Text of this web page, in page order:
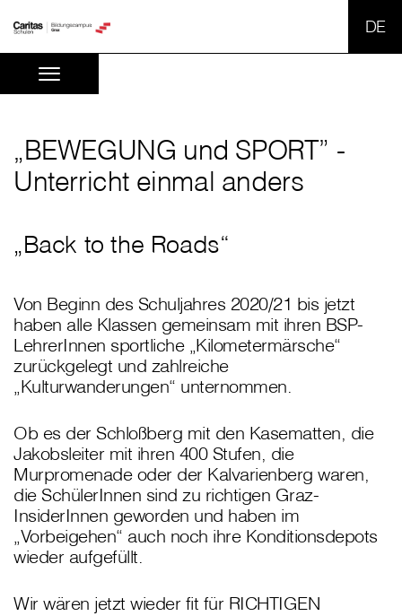
„BEWEGUNG und SPORT” -
Unterricht einmal anders
„Back to the Roads“
Von Beginn des Schuljahres 2020/21 bis jetzt
haben alle Klassen gemeinsam mit ihren BSP-
LehrerInnen sportliche „Kilometermärsche“
zurückgelegt und zahlreiche
„Kulturwanderungen“ unternommen.
Ob es der Schloßberg mit den Kasematten, die
Jakobsleiter mit ihren 400 Stufen, die
Murpromenade oder der Kalvarienberg waren,
die SchülerInnen sind zu richtigen Graz-
InsiderInnen geworden und haben im
„Vorbeigehen“ auch noch ihre Konditionsdepots
wieder aufgefüllt.
Wir wären jetzt wieder fit für RICHTIGEN